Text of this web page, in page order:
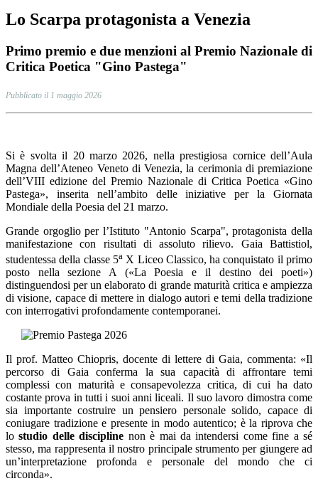
Lo Scarpa protagonista a Venezia
Primo premio e due menzioni al Premio Nazionale di
Critica Poetica "Gino Pastega"
Pubblicato il 1 maggio 2026
Si è svolta il 20 marzo 2026, nella prestigiosa cornice dell’Aula
Magna dell’Ateneo Veneto di Venezia, la cerimonia di premiazione
dell’VIII edizione del Premio Nazionale di Critica Poetica «Gino
Pastega», inserita nell’ambito delle iniziative per la Giornata
Mondiale della Poesia del 21 marzo.
Grande orgoglio per l’Istituto "Antonio Scarpa", protagonista della
manifestazione con risultati di assoluto rilievo. Gaia Battistiol,
studentessa della classe 5aX Liceo Classico, ha conquistato il primo
posto nella sezione A («La Poesia e il destino dei poeti»)
distinguendosi per un elaborato di grande maturità critica e ampiezza
di visione, capace di mettere in dialogo autori e temi della tradizione
con interrogativi profondamente contemporanei.
Il prof. Matteo Chiopris, docente di lettere di Gaia, commenta: «Il
percorso di Gaia conferma la sua capacità di affrontare temi
complessi con maturità e consapevolezza critica, di cui ha dato
costante prova in tutti i suoi anni liceali. Il suo lavoro dimostra come
sia importante costruire un pensiero personale solido, capace di
coniugare tradizione e presente in modo autentico; è la riprova che
lostudio delle discipline non è mai da intendersi come fine a sé
stesso, ma rappresenta il nostro principale strumento per giungere ad
un’interpretazione profonda e personale del mondo che ci
circonda».